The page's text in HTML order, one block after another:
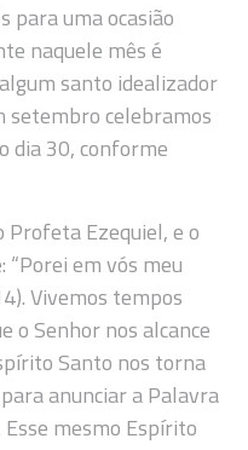
para uma ocasião
naquele mês é
santo idealizador
setembro celebramos
dia 30, conforme
Profeta Ezequiel, e o
em vós meu
Vivemos tempos
o Senhor nos alcance
Santo nos torna
anunciar a Palavra
mesmo Espírito